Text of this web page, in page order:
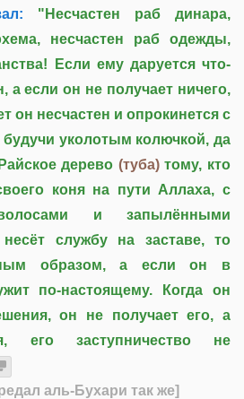
"Несчастен раб динара,
несчастен раб одежды,
Если ему даруется что-
а если он не получает ничего,
он несчастен и опрокинется с
будучи уколотым колючкой, да
дерево (туба)тому, кто
коня на пути Аллаха, с
и запылёнными
службу на заставе, то
образом, а если он в
по-настоящему. Когда он
он не получает его, а
его заступничество не
аль-Бухари так же]